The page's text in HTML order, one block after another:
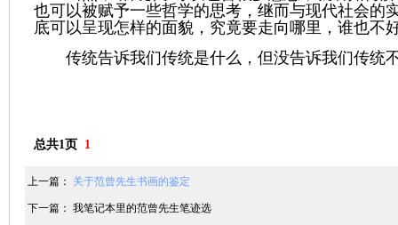
也可以被赋予一些哲学的思考，继而与现代社会的
底可以呈现怎样的面貌，究竟要走向哪里，谁也不
传统告诉我们传统是什么，但没告诉我们传统
总共1页 1
上一篇： 关于范曾先生书画的鉴定
下一篇： 我笔记本里的范曾先生笔迹选